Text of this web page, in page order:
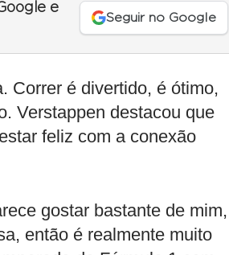
e
Seguir no Google
Correr é divertido, é ótimo,
Verstappen destacou que
feliz com a conexão
gostar bastante de mim,
então é realmente muito